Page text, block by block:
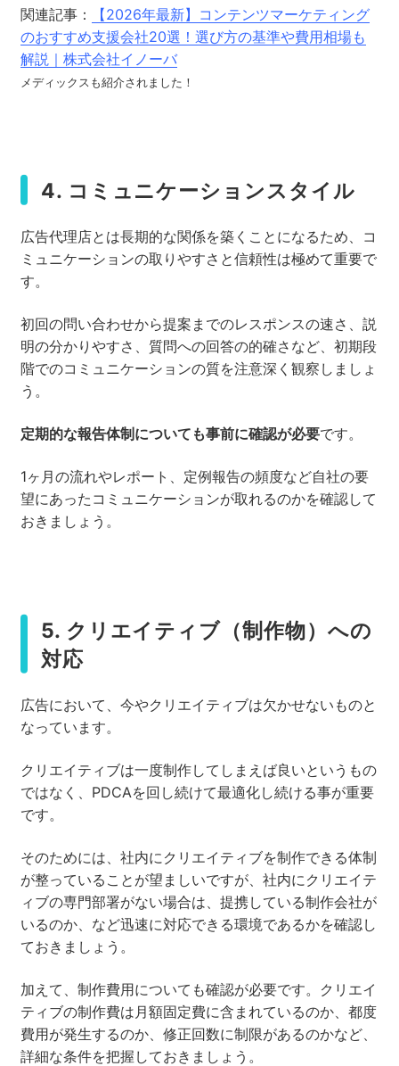
関連記事：
【2026年最新】コンテンツマーケティング
のおすすめ支援会社20選！選び方の基準や費用相場も
解説｜株式会社イノーバ
メディックスも紹介されました！
4. コミュニケーションスタイル
広告代理店とは長期的な関係を築くことになるため、コ
ミュニケーションの取りやすさと信頼性は極めて重要で
す。
初回の問い合わせから提案までのレスポンスの速さ、説
明の分かりやすさ、質問への回答の的確さなど、初期段
階でのコミュニケーションの質を注意深く観察しましょ
う。
定期的な報告体制についても事前に確認が必要です。
1ヶ月の流れやレポート、定例報告の頻度など自社の要
望にあったコミュニケーションが取れるのかを確認して
おきましょう。
5. クリエイティブ（制作物）への
対応
広告において、今やクリエイティブは欠かせないものと
なっています。
クリエイティブは一度制作してしまえば良いというもの
ではなく、PDCAを回し続けて最適化し続ける事が重要
です。
そのためには、社内にクリエイティブを制作できる体制
が整っていることが望ましいですが、社内にクリエイテ
ィブの専門部署がない場合は、提携している制作会社が
いるのか、など迅速に対応できる環境であるかを確認し
ておきましょう。
加えて、制作費用についても確認が必要です。クリエイ
ティブの制作費は月額固定費に含まれているのか、都度
費用が発生するのか、修正回数に制限があるのかなど、
詳細な条件を把握しておきましょう。